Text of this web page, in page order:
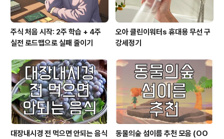
주식 처음 시작: 2주 학습 + 4주
실전 로드맵으로 실패 줄이기
오아 클린이워터s 휴대용 무선 구
강세정기
대장내시경 전 먹으면 안되는 음식
동물의숲 섬이름 추천 모음 (OO